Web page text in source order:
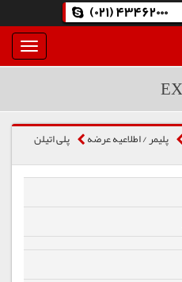
(021) 43462000
بار
و
پلیمر / اطلاعیه عرضه پلی اتیلن